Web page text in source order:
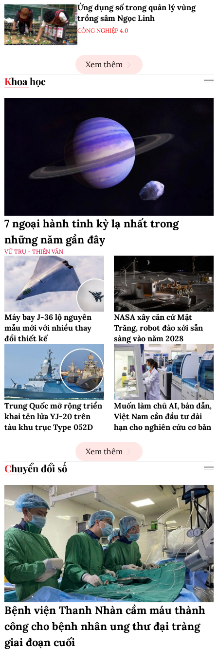
Ứng dụng số trong quản lý vùng
trồng sâm Ngọc Linh
CÔNG NGHIỆP 4.0
Xem thêm
Khoa học
7 ngoại hành tinh kỳ lạ nhất trong
những năm gần đây
VŨ TRỤ - THIÊN VĂN
Máy bay J-36 lộ nguyên
mẫu mới với nhiều thay
đổi thiết kế
NASA xây căn cứ Mặt
Trăng, robot đào xới sẵn
sàng vào năm 2028
Trung Quốc mở rộng triển
khai tên lửa YJ-20 trên
tàu khu trục Type 052D
Muốn làm chủ AI, bán dẫn,
Việt Nam cần đầu tư dài
hạn cho nghiên cứu cơ bản
Xem thêm
Chuyển đổi số
Bệnh viện Thanh Nhàn cầm máu thành
công cho bệnh nhân ung thư đại tràng
giai đoạn cuối